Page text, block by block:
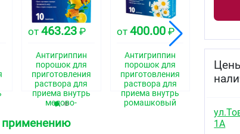
от 463.23₽
Антигриппин
порошок для
приготовления
раствора для
приема внутрь
медово-
пакетики 5г №10
от400.00 ₽
Антигриппин
порошок для
приготовления
раствора для
приема внутрь
ромашковый
применению
1А